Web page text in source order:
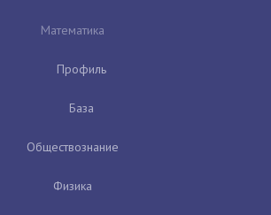
Математика
Профиль
База
Обществознание
Физика